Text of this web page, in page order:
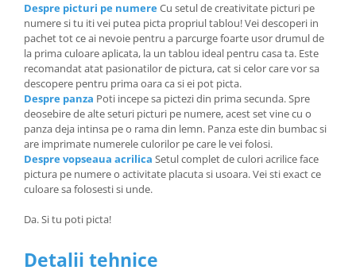
Despre picturi pe numereCu setul de creativitate picturi pe
numere si tu iti vei putea picta propriul tablou! Vei descoperi in
pachet tot ce ai nevoie pentru a parcurge foarte usor drumul de
la prima culoare aplicata, la un tablou ideal pentru casa ta. Este
recomandat atat pasionatilor de pictura, cat si celor care vor sa
descopere pentru prima oara ca si ei pot picta.
Despre panza Poti incepe sa pictezi din prima secunda. Spre
deosebire de alte seturi picturi pe numere, acest set vine cu o
panza deja intinsa pe o rama din lemn. Panza este din bumbac si
are imprimate numerele culorilor pe care le vei folosi.
Despre vopseaua acrilica Setul complet de culori acrilice face
pictura pe numere o activitate placuta si usoara. Vei sti exact ce
culoare sa folosesti si unde.
Da. Si tu poti picta!
Detalii tehnice